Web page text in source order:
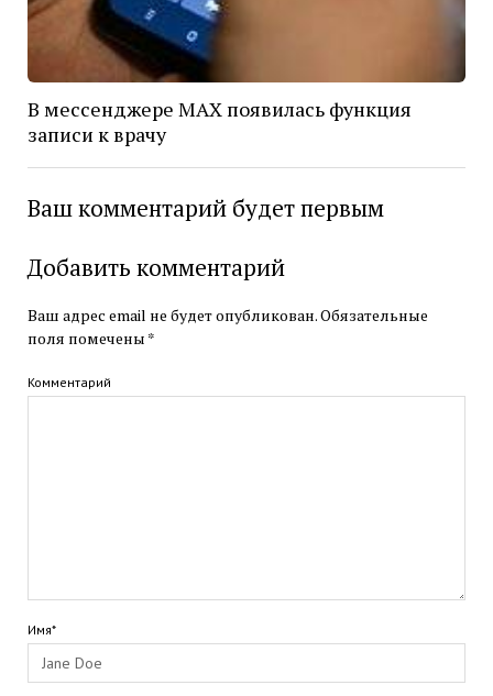
В мессенджере MAX появилась функция
записи к врачу
Ваш комментарий будет первым
Добавить комментарий
Ваш адрес email не будет опубликован.Обязательные
поля помечены *
Комментарий
Имя*